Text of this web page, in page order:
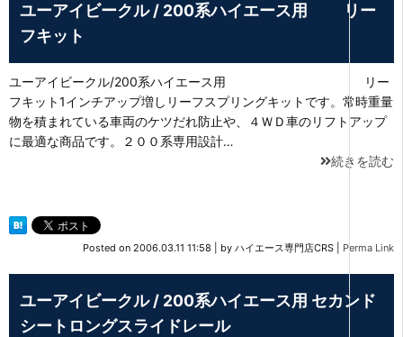
ユーアイビークル / 200系ハイエース用 リー
フキット
ユーアイビークル/200系ハイエース用 リー
フキット1インチアップ増しリーフスプリングキットです。常時重量
物を積まれている車両のケツだれ防止や、４ＷＤ車のリフトアップ
に最適な商品です。２００系専用設計…
続きを読む
Posted on 2006.03.11 11:58 by ハイエース専門店CRS Perma Link
ユーアイビークル / 200系ハイエース用 セカンド
シートロングスライドレール